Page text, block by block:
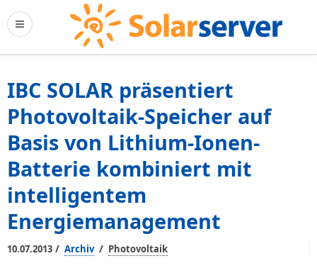
IBC SOLAR präsentiert
Photovoltaik-Speicher auf
Basis von Lithium-Ionen-
Batterie kombiniert mit
intelligentem
Energiemanagement
10.07.2013 / Archiv / Photovoltaik